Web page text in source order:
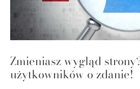
Zmieniasz wygląd
użytkowników o zdanie!